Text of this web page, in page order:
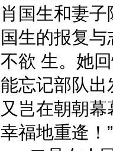
肖国生和妻
国生的报复
不欲 生。她
能忘记部队出
又岂在朝朝
幸福地重逄！